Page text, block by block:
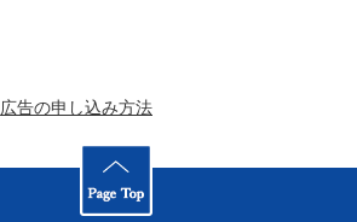
広告の申し込み方法